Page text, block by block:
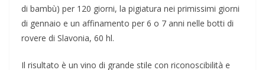
di bambù) per 120 giorni, la pigiatura nei primissimi giorni
di gennaio e un affinamento per 6 o 7 anni nelle botti di
rovere di Slavonia, 60 hl.
Il risultato è un vino di grande stile con riconoscibilità e